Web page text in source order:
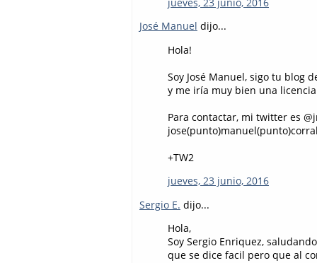
José Manuel dijo...
Hola!
Soy José Manuel, sigo tu blog
y me iría muy bien una
Para contactar, mi twitter es
+TW2
jueves, 23 junio, 2016
Sergio E. dijo...
Hola,
Soy Sergio Enriquez,
que se dice facil pero que al